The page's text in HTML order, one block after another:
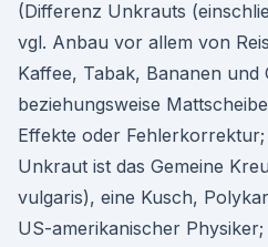
(Differenz Unkrauts
vgl. Anbau vor allem von
Kaffee, Tabak, Bananen und
beziehungsweise
Effekte oder
Unkraut ist das Gemeine
vulgaris), eine Kusch,
US-amerikanischer